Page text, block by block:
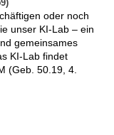
oder noch
unser KI-Lab – ein
gemeinsames
KI-Lab findet
(Geb. 50.19, 4.
in der KI-